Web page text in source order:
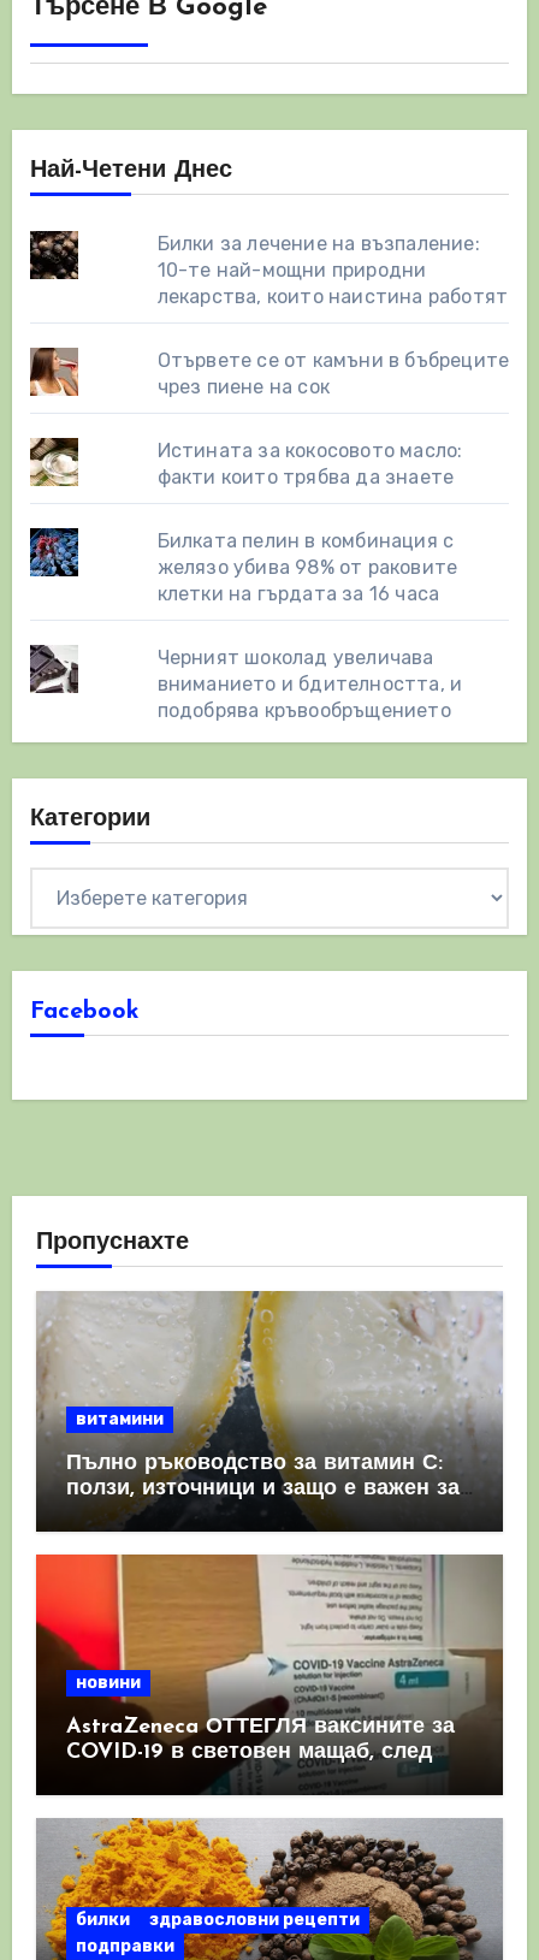
Търсене В Google
Най-Четени Днес
Билки за лечение на възпаление:
10-те най-мощни природни
лекарства, които наистина работят
Отървете се от камъни в бъбреците
чрез пиене на сок
Истината за кокосовото масло:
факти които трябва да знаете
Билката пелин в комбинация с
желязо убива 98% от раковите
клетки на гърдата за 16 часа
Черният шоколад увеличава
вниманието и бдителността, и
подобрява кръвообръщението
Категории
Facebook
Пропуснахте
витамини
Пълно ръководство за витамин С:
ползи, източници и защо е важен за
имунната система
новини
AstraZeneca ОТТЕГЛЯ ваксините за
COVID-19 в световен мащаб, след
като призна, че те причиняват
КРЪВНИ съсиреци
билки
здравословни рецепти
подправки